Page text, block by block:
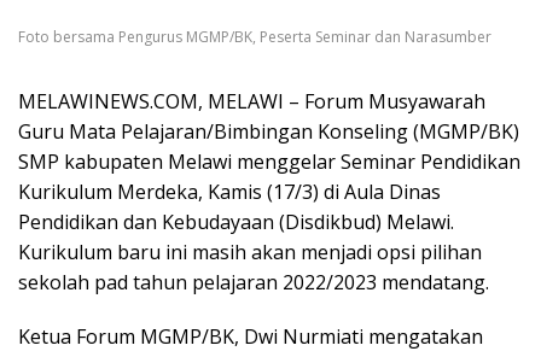
Foto bersama Pengurus MGMP/BK, Peserta Seminar dan Narasumber
MELAWINEWS.COM, MELAWI – Forum Musyawarah
Guru Mata Pelajaran/Bimbingan Konseling (MGMP/BK)
SMP kabupaten Melawi menggelar Seminar Pendidikan
Kurikulum Merdeka, Kamis (17/3) di Aula Dinas
Pendidikan dan Kebudayaan (Disdikbud) Melawi.
Kurikulum baru ini masih akan menjadi opsi pilihan
sekolah pad tahun pelajaran 2022/2023 mendatang.
Ketua Forum MGMP/BK, Dwi Nurmiati mengatakan